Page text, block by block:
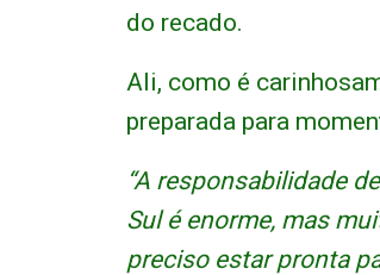
do recado.
Ali, como é
preparada para
“A responsabilidade
Sul é enorme, mas
preciso estar pronta